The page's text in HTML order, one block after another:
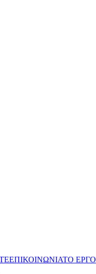
ΕΠΙΚΟΙΝΩΝΙΑΤΟ ΕΡΓΟ